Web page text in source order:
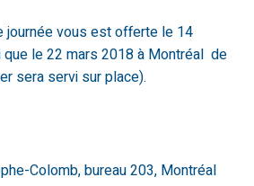
journée vous est offerte le 14
le 22 mars 2018 à Montréal de
sera servi sur place).
Colomb, bureau 203, Montréal